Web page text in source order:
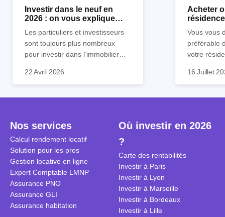
Investir dans le neuf en
2026 : on vous explique
Les particuliers et investisseurs
sont toujours plus nombreux
pour investir dans l’immobilier
nombreux avantages à choisir ce
expliquons tout dans cet article.
22 Avril 2026
Acheter
Vous vous
préférable
votre
pour
la règle
secondes
fenêtres"
sécuriser
16 Juillet
Nos services
Calcul rendement locatif
Solution pour les pros
Gestion locative en ligne
Expert Comptable LMNP
Assurance PNO
Assurance GLI
Assurance habitation
Où investir en 2026
?
Carte des rentabilités
Investir à Paris
Investir à Lyon
Investir à Marseille
Investir à Bordeaux
Investir à Lille